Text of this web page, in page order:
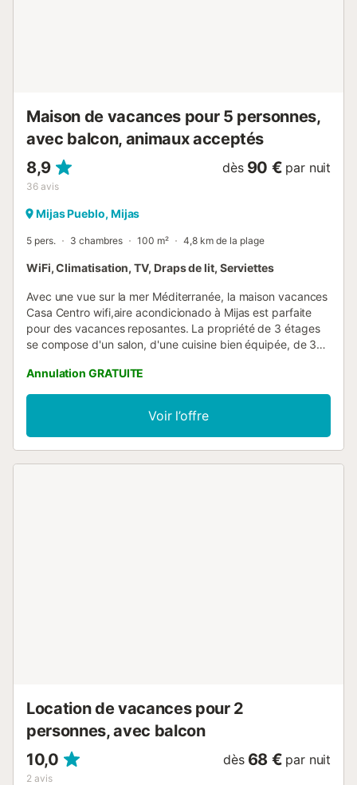
Maison de vacances pour 5 personnes,
avec balcon, animaux acceptés
8,9
36 avis
dès 90 € par nuit
Mijas Pueblo, Mijas
5 pers. 3 chambres 100 m² 4,8 km de la plage
WiFi, Climatisation, TV, Draps de lit, Serviettes
Avec une vue sur la mer Méditerranée, la maison vacances
Casa Centro wifi,aire acondicionado à Mijas est parfaite
pour des vacances reposantes. La propriété de 3 étages
se compose d'un salon, d'une cuisine bien équipée, de 3
personnes. Les équipements supplémentaires
comprennent un espace de travail dédié pour le télétravail
ainsi qu'une smart TV avec des services de streaming. Un
lit bébé est également disponible. Ce logement n'offre pas
: Wi-Fi et la climatisation. Cette location de vacances offre
Annulation GRATUITE
Voir l’offre
Location de vacances pour 2
personnes, avec balcon
10,0
2 avis
dès 68 € par nuit